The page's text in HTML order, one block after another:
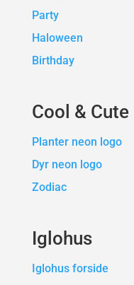
Party
Haloween
Birthday
Cool & Cute
Planter neon logo
Dyr neon logo
Zodiac
Iglohus
Iglohus forside